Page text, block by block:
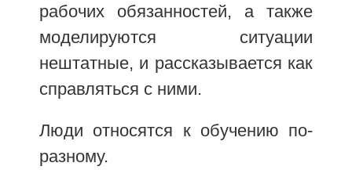
рабочих обязанностей, а также
моделируются ситуации
нештатные, и рассказывается как
справляться с ними.
Люди относятся к обучению по-
разному.